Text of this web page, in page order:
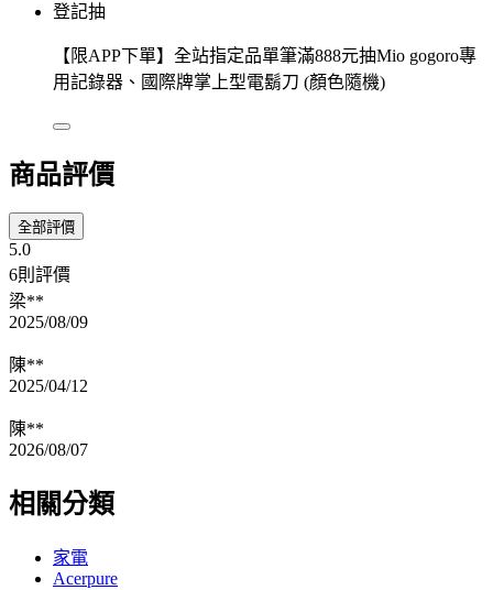
登記抽
【限APP下單】全站指定品單筆滿888元抽Mio gogoro專
用記錄器、國際牌掌上型電鬍刀 (顏色隨機)
商品評價
全部評價
5.0
6則評價
梁**
2025/08/09
陳**
2025/04/12
陳**
2026/08/07
相關分類
家電
Acerpure